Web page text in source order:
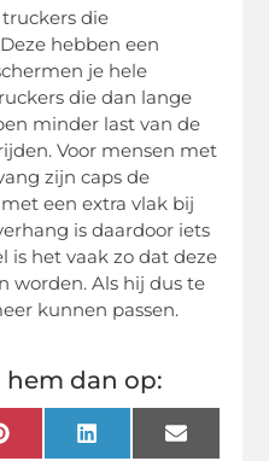
die
hebben een
je hele
die dan lange
minder last van de
Voor mensen met
zijn caps de
een extra vlak bij
is daardoor iets
is het vaak zo dat deze
worden. Als hij dus te
kunnen passen.
hem dan op:
PinterestLinkedInEmail